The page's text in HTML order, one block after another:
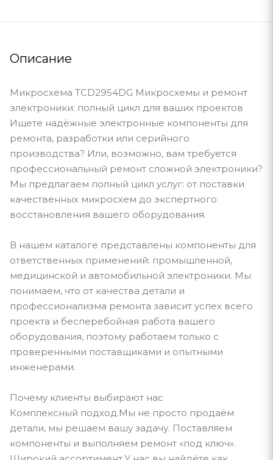
Описание
Микросхема TCD2954DG Микросхемы и ремонт
электроники: полный цикл для ваших проектов
Ищете надёжные электронные компоненты для
ремонта, разработки или серийного
производства? Или, возможно, вам требуется
профессиональный ремонт сложной электроники?
Мы предлагаем полный цикл услуг: от поставки
качественных микросхем до экспертного
восстановления вашего оборудования.
В нашем каталоге представлены компоненты для
ответственных применений: промышленной,
медицинской и автомобильной электроники. Мы
понимаем, что от качества детали и
профессионализма ремонта зависит успех всего
проекта и бесперебойная работа вашего
оборудования, поэтому работаем только с
проверенными поставщиками и опытными
инженерами.
Почему клиенты выбирают нас
Комплексный подход.Мы не просто продаём
детали, мы решаем вашу задачу. Поставляем
компоненты и выполняем ремонт «под ключ».